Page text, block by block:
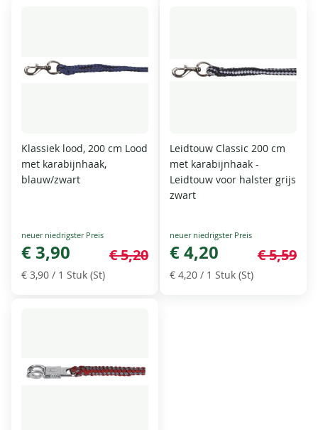
Klassiek lood, 200 cm Lood
met karabijnhaak,
blauw/zwart
Special
Price
€ 3,90 € 5,20
€ 3,90 / 1 Stuk (St)
Leidtouw Classic 200 cm
met karabijnhaak -
Leidtouw voor halster grijs
zwart
Special
Price
€ 4,20 € 5,59
€ 4,20 / 1 Stuk (St)